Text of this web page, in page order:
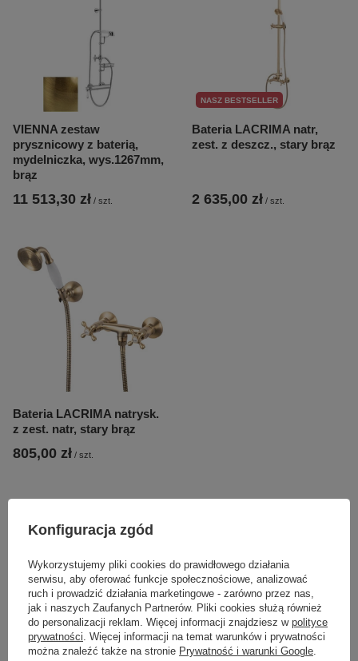
VIENNA zestaw
prysznicowy z baterią,
mydelniczka, wys.1267mm,
brąz
11 513,30 zł / szt.
NASZ BESTSELLER
Bateria LACRIMA natr,
zest. z deszcz., stary brąz
2 635,00 zł / szt.
Bateria LACRIMA natrysk.
z zest. natr, stary brąz
805,00 zł / szt.
Polecamy
Konfiguracja zgód
Wykorzystujemy pliki cookies do prawidłowego działania
serwisu, aby oferować funkcje społecznościowe, analizować
ruch i prowadzić działania marketingowe - zarówno przez nas,
jak i naszych Zaufanych Partnerów. Pliki cookies służą również
do personalizacji reklam. Więcej informacji znajdziesz w polityce
prywatności . Więcej informacji na temat warunków i prywatności
można znaleźć także na stronie Prywatność i warunki Google